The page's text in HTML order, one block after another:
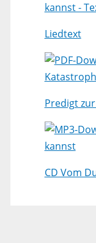
kannst -
Liedtext
Predigt
kannst
CD Vom